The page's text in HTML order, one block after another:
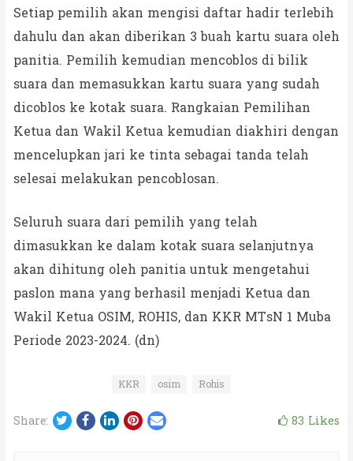
Setiap pemilih akan mengisi daftar hadir terlebih
dahulu dan akan diberikan 3 buah kartu suara oleh
panitia. Pemilih kemudian mencoblos di bilik
suara dan memasukkan kartu suara yang sudah
dicoblos ke kotak suara. Rangkaian Pemilihan
Ketua dan Wakil Ketua kemudian diakhiri dengan
mencelupkan jari ke tinta sebagai tanda telah
selesai melakukan pencoblosan.
Seluruh suara dari pemilih yang telah
dimasukkan ke dalam kotak suara selanjutnya
akan dihitung oleh panitia untuk mengetahui
paslon mana yang berhasil menjadi Ketua dan
Wakil Ketua OSIM, ROHIS, dan KKR MTsN 1 Muba
Periode 2023-2024. (dn)
KKR osim Rohis
Share: Twitter
Facebook
LinkedIn
Pinterest
Email 83 Likes